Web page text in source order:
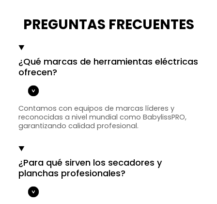
PREGUNTAS FRECUENTES
¿Qué marcas de herramientas eléctricas
ofrecen?
Contamos con equipos de marcas líderes y
reconocidas a nivel mundial como BabylissPRO,
garantizando calidad profesional.
¿Para qué sirven los secadores y
planchas profesionales?